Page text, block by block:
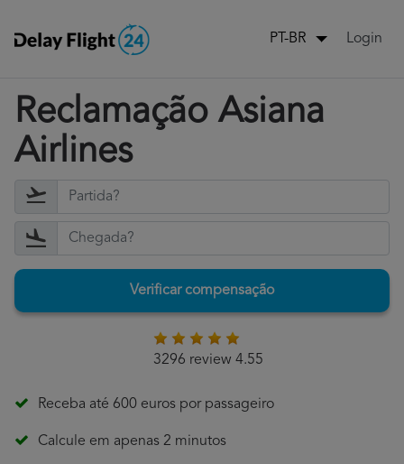
PT-BR Login
Reclamação Asiana
Airlines
Verificar compensação
3296 review 4.55
Receba até 600 euros por passageiro
Calcule em apenas 2 minutos